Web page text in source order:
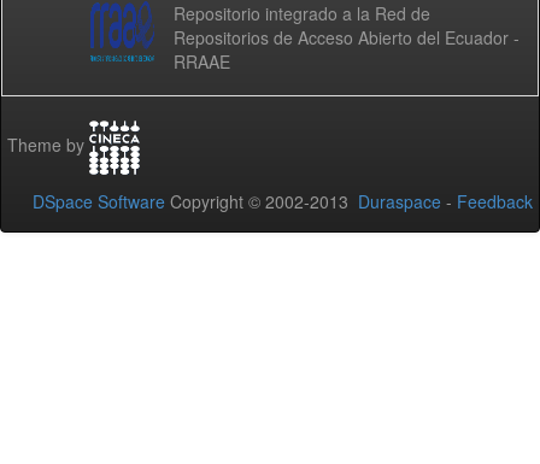
Repositorio integrado a la Red de
Repositorios de Acceso Abierto del Ecuador -
RRAAE
Theme by
DSpace Software Copyright © 2002-2013 Duraspace - Feedback